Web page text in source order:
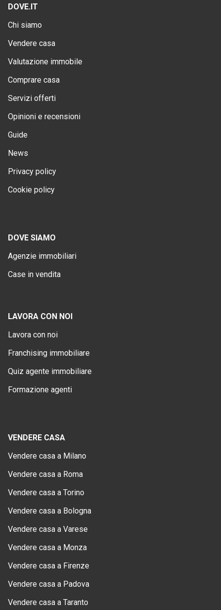
DOVE.IT
Chi siamo
Vendere casa
Valutazione immobile
Comprare casa
Servizi offerti
Opinioni e recensioni
Guide
News
Privacy policy
Cookie policy
DOVE SIAMO
Agenzie immobiliari
Case in vendita
LAVORA CON NOI
Lavora con noi
Franchising immobiliare
Quiz agente immobiliare
Formazione agenti
VENDERE CASA
Vendere casa a Milano
Vendere casa a Roma
Vendere casa a Torino
Vendere casa a Bologna
Vendere casa a Varese
Vendere casa a Monza
Vendere casa a Firenze
Vendere casa a Padova
Vendere casa a Taranto